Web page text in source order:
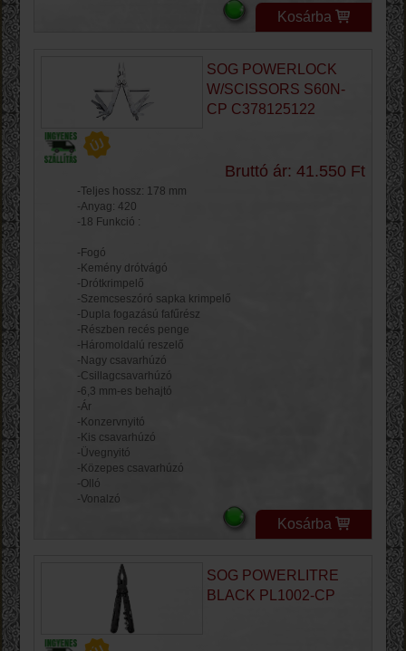
Kosárba
SOG POWERLOCK
W/SCISSORS S60N-
CP C378125122
Bruttó ár: 41.550 Ft
-Teljes hossz: 178 mm
-Anyag: 420
-18 Funkció :
-Fogó
-Kemény drótvágó
-Drótkrimpelő
-Szemcseszóró sapka krimpelő
-Dupla fogazású fafűrész
-Részben recés penge
-Háromoldalú reszelő
-Nagy csavarhúzó
-Csillagcsavarhúzó
-6,3 mm-es behajtó
-Ár
-Konzervnyitó
-Kis csavarhúzó
-Üvegnyitó
-Közepes csavarhúzó
-Olló
-Vonalzó
Kosárba
SOG POWERLITRE
BLACK PL1002-CP